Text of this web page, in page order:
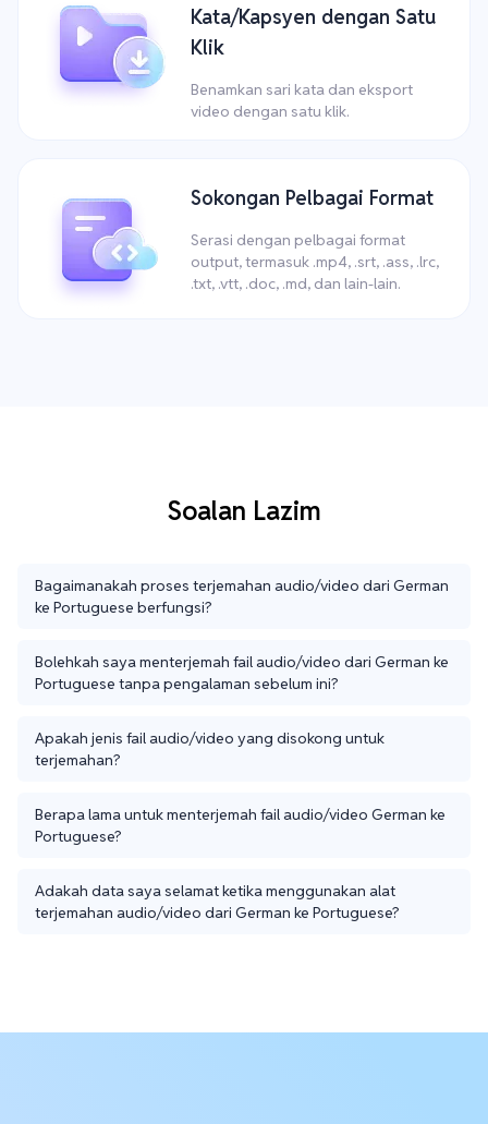
Kata/Kapsyen dengan Satu
Klik
Benamkan sari kata dan eksport
video dengan satu klik.
Sokongan Pelbagai Format
Serasi dengan pelbagai format
output, termasuk .mp4, .srt, .ass, .lrc,
.txt, .vtt, .doc, .md, dan lain-lain.
Soalan Lazim
Bagaimanakah proses terjemahan audio/video dari German
ke Portuguese berfungsi?
Bolehkah saya menterjemah fail audio/video dari German ke
Portuguese tanpa pengalaman sebelum ini?
Apakah jenis fail audio/video yang disokong untuk
terjemahan?
Berapa lama untuk menterjemah fail audio/video German ke
Portuguese?
Adakah data saya selamat ketika menggunakan alat
terjemahan audio/video dari German ke Portuguese?